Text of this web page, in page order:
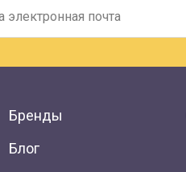
Бренды
Блог